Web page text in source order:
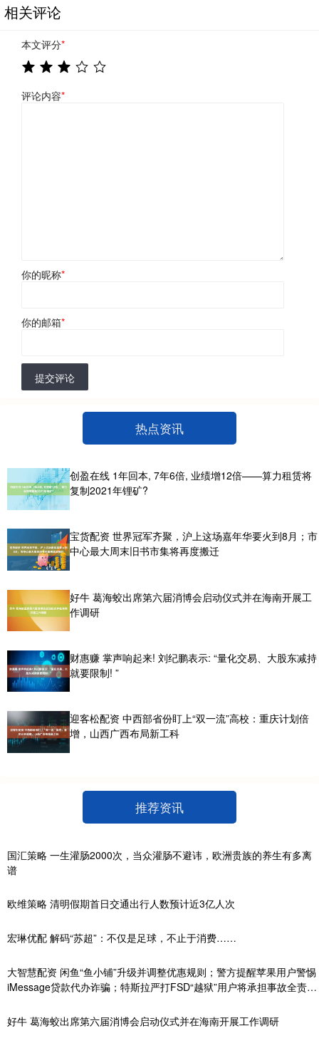
相关评论
本文评分*
评论内容*
你的昵称*
你的邮箱*
提交评论
热点资讯
创盈在线 1年回本, 7年6倍, 业绩增12倍——算力租赁将
复制2021年锂矿?
宝货配资 世界冠军齐聚，沪上这场嘉年华要火到8月；市
中心最大周末旧书市集将再度搬迁
好牛 葛海蛟出席第六届消博会启动仪式并在海南开展工
作调研
财惠赚 掌声响起来! 刘纪鹏表示: “量化交易、大股东减持
就要限制! ”
迎客松配资 中西部省份盯上“双一流”高校：重庆计划倍
增，山西广西布局新工科
推荐资讯
国汇策略 一生灌肠2000次，当众灌肠不避讳，欧洲贵族的养生有多离
谱
欧维策略 清明假期首日交通出行人数预计近3亿人次
宏琳优配 解码“苏超”：不仅是足球，不止于消费……
大智慧配资 闲鱼“鱼小铺”升级并调整优惠规则；警方提醒苹果用户警惕
iMessage贷款代办诈骗；特斯拉严打FSD“越狱”用户将承担事故全责…
好牛 葛海蛟出席第六届消博会启动仪式并在海南开展工作调研